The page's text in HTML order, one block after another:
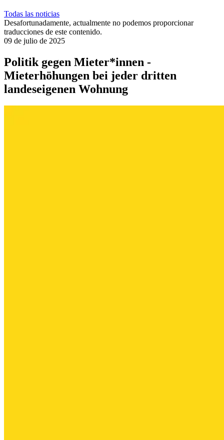
Todas las noticias
Desafortunadamente, actualmente no podemos proporcionar
traducciones de este contenido.
09 de julio de 2025
Politik gegen Mieter*innen -
Mieterhöhungen bei jeder dritten
landeseigenen Wohnung